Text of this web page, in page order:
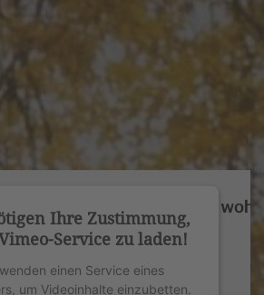
Ihre Zustimmung,
Service zu laden!
einen Service eines
um Videoinhalte einzubetten.